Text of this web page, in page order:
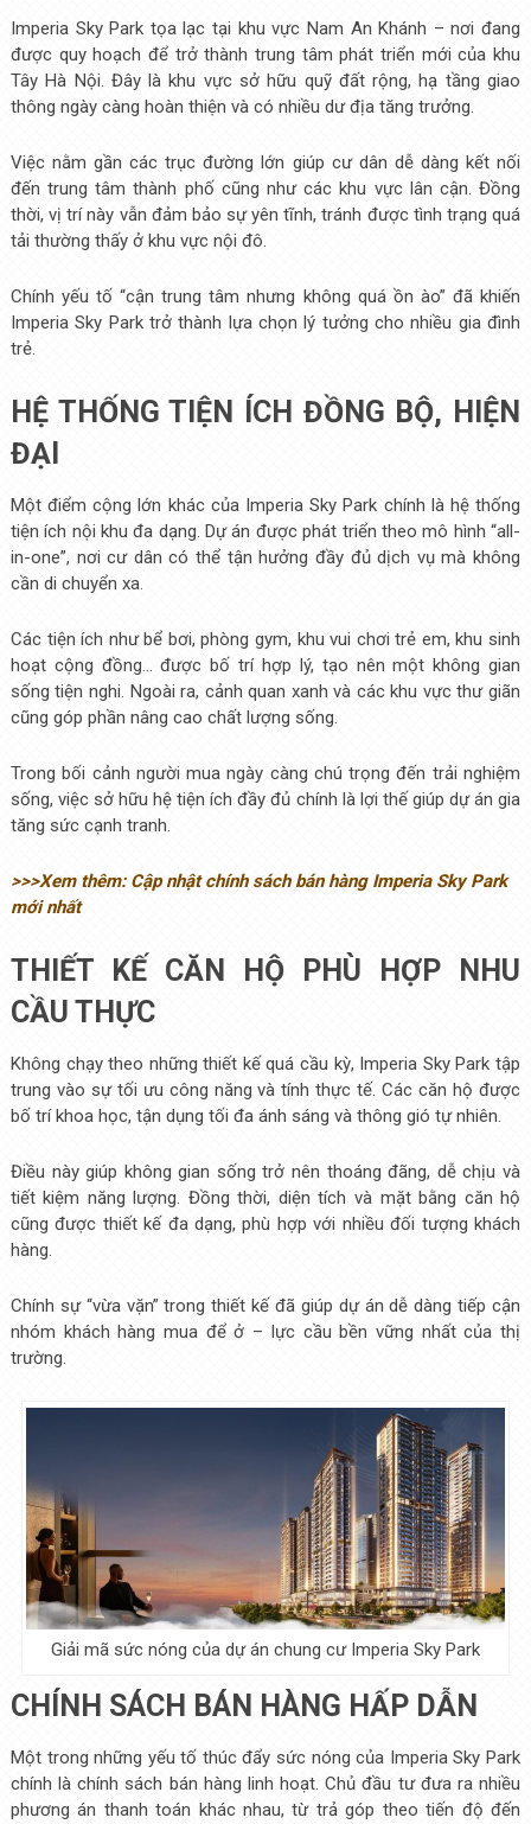
Imperia Sky Park tọa lạc tại khu vực Nam An Khánh – nơi đang
được quy hoạch để trở thành trung tâm phát triển mới của khu
Tây Hà Nội. Đây là khu vực sở hữu quỹ đất rộng, hạ tầng giao
thông ngày càng hoàn thiện và có nhiều dư địa tăng trưởng.
Việc nằm gần các trục đường lớn giúp cư dân dễ dàng kết nối
đến trung tâm thành phố cũng như các khu vực lân cận. Đồng
thời, vị trí này vẫn đảm bảo sự yên tĩnh, tránh được tình trạng quá
tải thường thấy ở khu vực nội đô.
Chính yếu tố “cận trung tâm nhưng không quá ồn ào” đã khiến
Imperia Sky Park trở thành lựa chọn lý tưởng cho nhiều gia đình
trẻ.
HỆ THỐNG TIỆN ÍCH ĐỒNG BỘ, HIỆN
ĐẠI
Một điểm cộng lớn khác của Imperia Sky Park chính là hệ thống
tiện ích nội khu đa dạng. Dự án được phát triển theo mô hình “all-
in-one”, nơi cư dân có thể tận hưởng đầy đủ dịch vụ mà không
cần di chuyển xa.
Các tiện ích như bể bơi, phòng gym, khu vui chơi trẻ em, khu sinh
hoạt cộng đồng… được bố trí hợp lý, tạo nên một không gian
sống tiện nghi. Ngoài ra, cảnh quan xanh và các khu vực thư giãn
cũng góp phần nâng cao chất lượng sống.
Trong bối cảnh người mua ngày càng chú trọng đến trải nghiệm
sống, việc sở hữu hệ tiện ích đầy đủ chính là lợi thế giúp dự án gia
tăng sức cạnh tranh.
>>>Xem thêm: Cập nhật chính sách bán hàng Imperia Sky Park
mới nhất
THIẾT KẾ CĂN HỘ PHÙ HỢP NHU
CẦU THỰC
Không chạy theo những thiết kế quá cầu kỳ, Imperia Sky Park tập
trung vào sự tối ưu công năng và tính thực tế. Các căn hộ được
bố trí khoa học, tận dụng tối đa ánh sáng và thông gió tự nhiên.
Điều này giúp không gian sống trở nên thoáng đãng, dễ chịu và
tiết kiệm năng lượng. Đồng thời, diện tích và mặt bằng căn hộ
cũng được thiết kế đa dạng, phù hợp với nhiều đối tượng khách
hàng.
Chính sự “vừa vặn” trong thiết kế đã giúp dự án dễ dàng tiếp cận
nhóm khách hàng mua để ở – lực cầu bền vững nhất của thị
trường.
Giải mã sức nóng của dự án chung cư Imperia Sky Park
CHÍNH SÁCH BÁN HÀNG HẤP DẪN
Một trong những yếu tố thúc đẩy sức nóng của Imperia Sky Park
chính là chính sách bán hàng linh hoạt. Chủ đầu tư đưa ra nhiều
phương án thanh toán khác nhau, từ trả góp theo tiến độ đến